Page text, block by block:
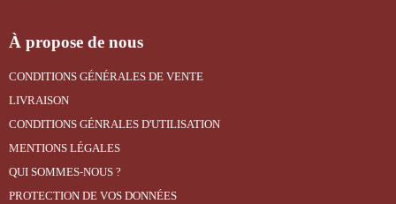
À propose de nous
CONDITIONS GÉNÉRALES DE VENTE
LIVRAISON
CONDITIONS GÉNRALES D'UTILISATION
MENTIONS LÉGALES
QUI SOMMES-NOUS ?
PROTECTION DE VOS DONNÉES